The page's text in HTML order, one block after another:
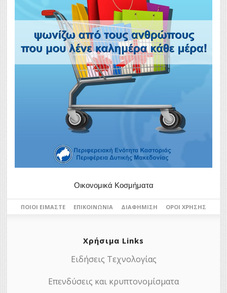
Οικονομικά Κοσμήματα
ΠΟΙΟΙ ΕΊΜΑΣΤΕ ΕΠΙΚΟΙΝΩΝΊΑ ΔΙΑΦΉΜΙΣΗ ΌΡΟΙ ΧΡΉΣΗΣ
Χρήσιμα Links
Ειδήσεις Τεχνολογίας
Επενδύσεις και κρυπτονομίσματα